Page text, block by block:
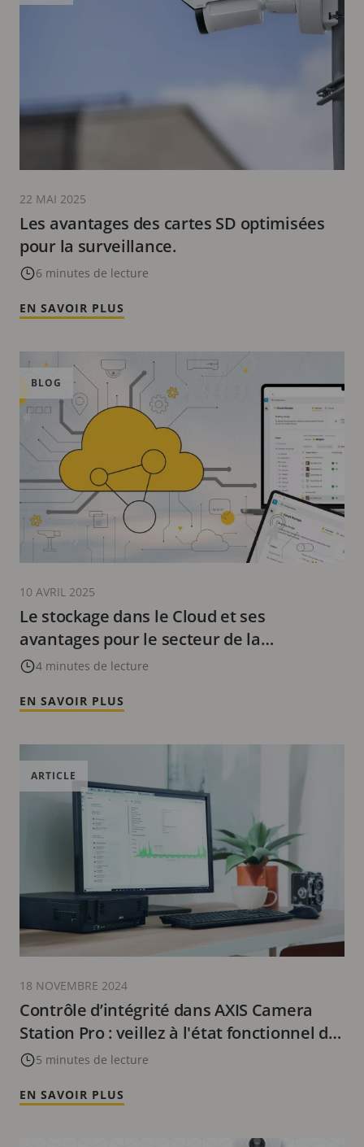
Les avantages des cartes SD optimisées
pour la surveillance.
6 minutes de lecture
22 MAI 2025
EN SAVOIR PLUS
Le stockage dans le Cloud et ses
avantages pour le secteur de la
surveillance
4 minutes de lecture
BLOG
10 AVRIL 2025
EN SAVOIR PLUS
Contrôle d’intégrité dans AXIS Camera
Station Pro : veillez à l'état fonctionnel de
votre système
5 minutes de lecture
ARTICLE
18 NOVEMBRE 2024
EN SAVOIR PLUS